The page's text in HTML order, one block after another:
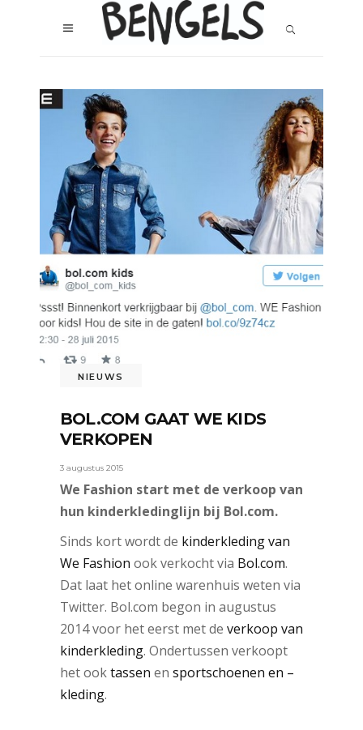
NIEUWS
BOL.COM GAAT WE KIDS
VERKOPEN
3 augustus 2015
We Fashion start met de verkoop van
hun kinderkledinglijn bij Bol.com.
Sinds kort wordt de kinderkleding van
We Fashion ook verkocht via Bol.com.
Dat laat het online warenhuis weten via
Twitter. Bol.com begon in augustus
2014 voor het eerst met de verkoop van
kinderkleding. Ondertussen verkoopt
het ooktassen en sportschoenen en –
kleding.